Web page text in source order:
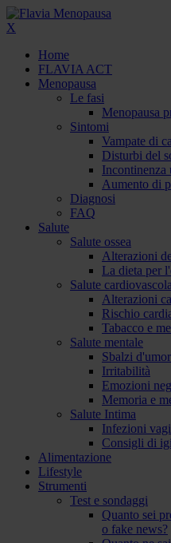
X
Home
FLAVIA ACT
Menopausa
Le fasi
Menopausa
Sintomi
Vampate di
Disturbi del
Incontinenza
Aumento di
Diagnosi
FAQ
Salute
Salute ossea
Alterazioni
La dieta per
Salute
Alterazioni
Rischio
Tabacco e
Salute mentale
Sbalzi
Irritabilità
Emozioni
Memoria e
Salute Intima
Infezioni
Consigli di
Alimentazione
Lifestyle
Strumenti
Test e sondaggi
Quanto sei
o fake news?